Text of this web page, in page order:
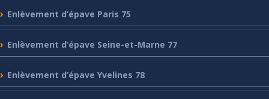
Enlèvement d’épave Paris 75
Enlèvement d’épave Seine-et-Marne 77
Enlèvement d’épave Yvelines 78